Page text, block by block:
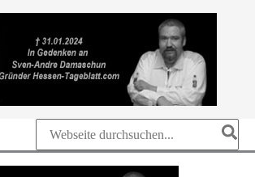
Search
for: